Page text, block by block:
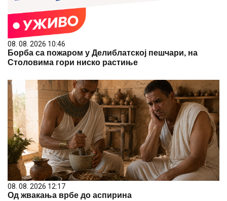
08. 08. 2026 10:46
Борба са пожаром у Делиблатској пешчари, на
Столовима гори ниско растиње
08. 08. 2026 12:17
Од жвакања врбе до аспирина